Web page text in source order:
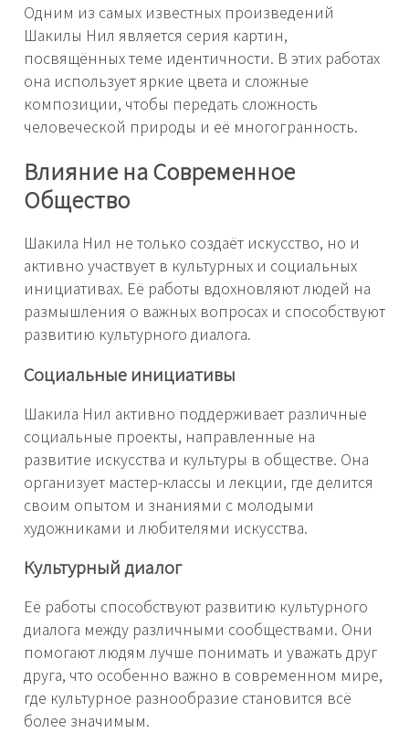
Одним из самых известных произведений
Шакилы Нил является серия картин,
посвящённых теме идентичности. В этих работах
она использует яркие цвета и сложные
композиции, чтобы передать сложность
человеческой природы и её многогранность.
Влияние на Современное
Общество
Шакила Нил не только создаёт искусство, но и
активно участвует в культурных и социальных
инициативах. Её работы вдохновляют людей на
размышления о важных вопросах и способствуют
развитию культурного диалога.
Социальные инициативы
Шакила Нил активно поддерживает различные
социальные проекты, направленные на
развитие искусства и культуры в обществе. Она
организует мастер-классы и лекции, где делится
своим опытом и знаниями с молодыми
художниками и любителями искусства.
Культурный диалог
Её работы способствуют развитию культурного
диалога между различными сообществами. Они
помогают людям лучше понимать и уважать друг
друга, что особенно важно в современном мире,
где культурное разнообразие становится всё
более значимым.